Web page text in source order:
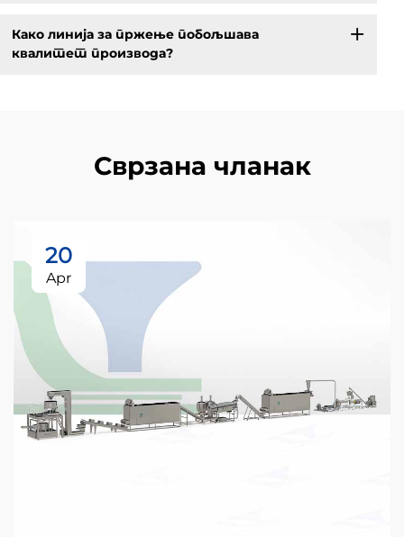
Како линија за пржење побољшава
квалитет производа?
Сврзана чланак
20
Apr